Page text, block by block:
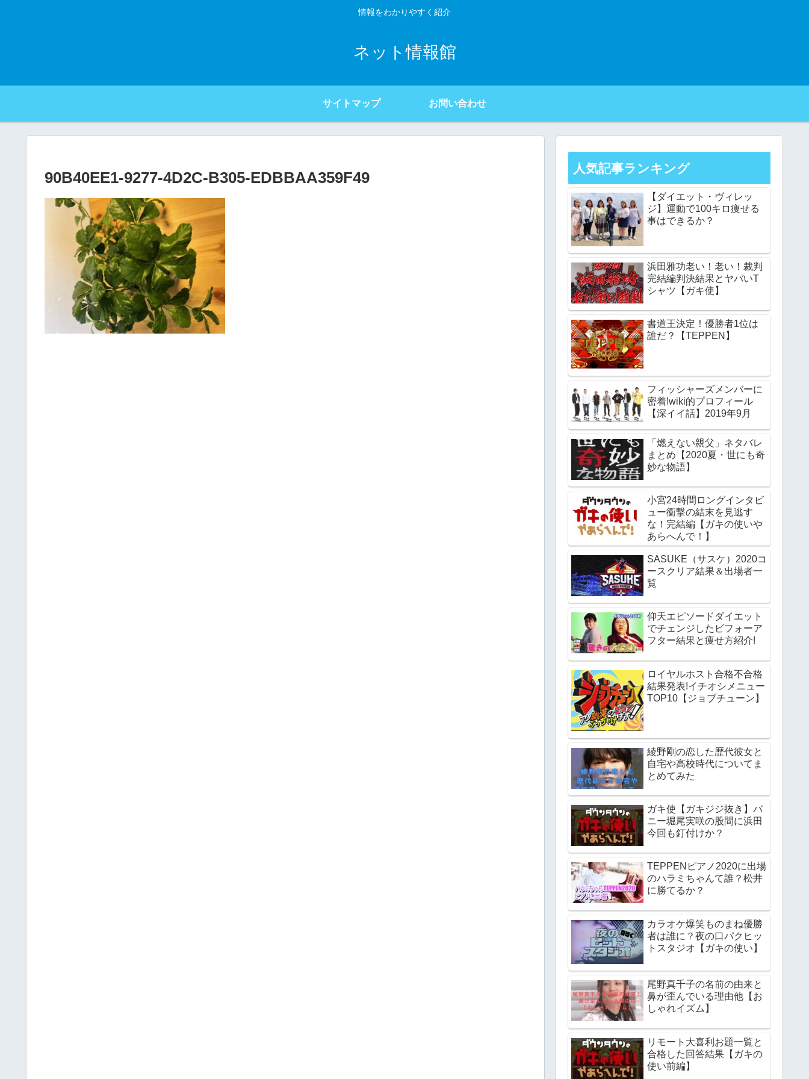
情報をわかりやすく紹介
ネット情報館
サイトマップ お問い合わせ
90B40EE1-9277-4D2C-B305-EDBBAA359F49
人気記事ランキング
【ダイエット・ヴィレッ
ジ】運動で100キロ痩せる
事はできるか？
浜田雅功老い！老い！裁判
完結編判決結果とヤバいT
シャツ【ガキ使】
書道王決定！優勝者1位は
誰だ？【TEPPEN】
フィッシャーズメンバーに
密着!wiki的プロフィール
【深イイ話】2019年9月
「燃えない親父」ネタバレ
まとめ【2020夏・世にも奇
妙な物語】
小宮24時間ロングインタビ
ュー衝撃の結末を見逃す
な！完結編【ガキの使いや
あらへんで！】
SASUKE（サスケ）2020コ
ースクリア結果＆出場者一
覧
仰天エピソードダイエット
でチェンジしたビフォーア
フター結果と痩せ方紹介!
ロイヤルホスト合格不合格
結果発表!イチオシメニュー
TOP10【ジョブチューン】
綾野剛の恋した歴代彼女と
自宅や高校時代についてま
とめてみた
ガキ使【ガキジジ抜き】バ
ニー堀尾実咲の股間に浜田
今回も釘付けか？
TEPPENピアノ2020に出場
のハラミちゃんて誰？松井
に勝てるか？
カラオケ爆笑ものまね優勝
者は誰に？夜の口パクヒッ
トスタジオ【ガキの使い】
尾野真千子の名前の由来と
鼻が歪んでいる理由他【お
しゃれイズム】
リモート大喜利お題一覧と
合格した回答結果【ガキの
使い前編】